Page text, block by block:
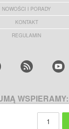
NOWOŚCI I PORADY
KONTAKT
REGULAMIN
WSPIERAMY:
10% ZNIŻKI